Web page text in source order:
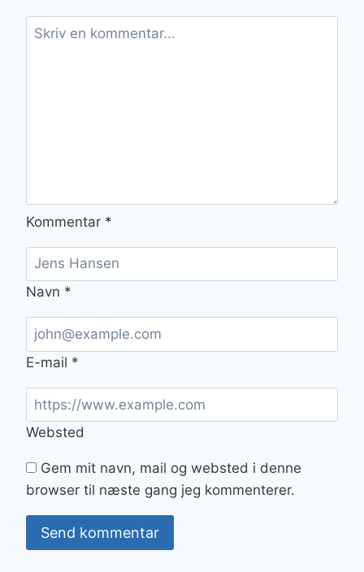
Kommentar *
Navn *
E-mail *
Websted
Gem mit navn, mail og websted i denne
browser til næste gang jeg kommenterer.